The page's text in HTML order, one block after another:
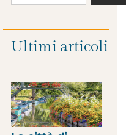
Ultimi articoli